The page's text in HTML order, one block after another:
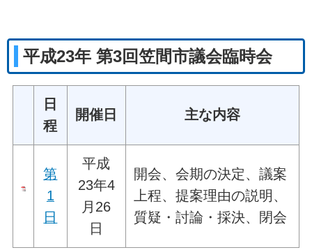
平成23年 第3回笠間市議会臨時会
日
程
開催日 主な内容
第
1
日
平成
23年4
月26
日
開会、会期の決定、議案
上程、提案理由の説明、
質疑・討論・採決、閉会